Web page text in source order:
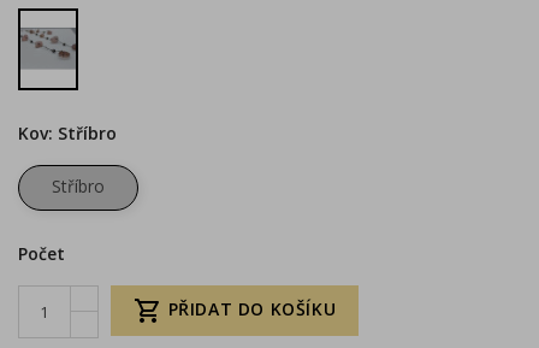
Růžová
Kov: Stříbro
Stříbro
Počet
 PŘIDAT DO KOŠÍKU